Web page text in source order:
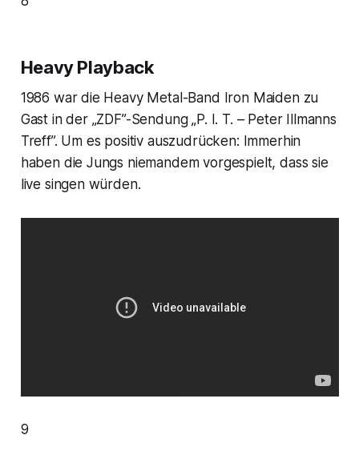
Heavy Playback
1986 war die Heavy Metal-Band Iron Maiden zu
Gast in der „ZDF”-Sendung „P. I. T. – Peter Illmanns
Treff”. Um es positiv auszudrücken: Immerhin
haben die Jungs niemandem vorgespielt, dass sie
live singen würden.
9